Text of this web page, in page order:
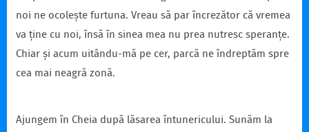
noi ne ocolește furtuna. Vreau să par încrezător că vremea
va ține cu noi, însă în sinea mea nu prea nutresc speranțe.
Chiar și acum uitându-mă pe cer, parcă ne îndreptăm spre
cea mai neagră zonă.
Ajungem în Cheia după lăsarea întunericului. Sunăm la